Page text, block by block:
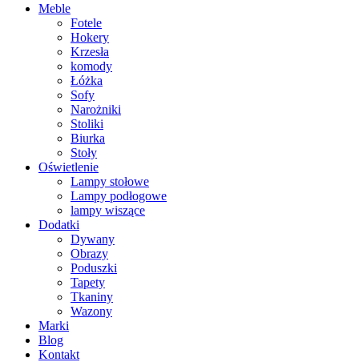
Meble
Fotele
Hokery
Krzesła
komody
Łóżka
Sofy
Narożniki
Stoliki
Biurka
Stoły
Oświetlenie
Lampy stołowe
Lampy podłogowe
lampy wiszące
Dodatki
Dywany
Obrazy
Poduszki
Tapety
Tkaniny
Wazony
Marki
Blog
Kontakt